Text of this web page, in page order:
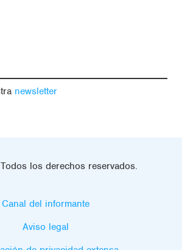
newsletter
los derechos reservados.
Canal del informante
Aviso legal